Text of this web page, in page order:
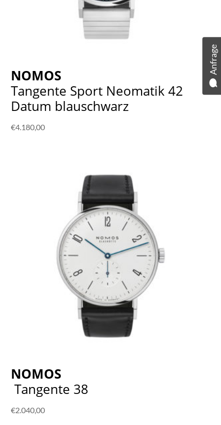
NOMOS
Tangente Sport Neomatik 42
Datum blauschwarz
€4.180,00
NOMOS
Tangente 38
€2.040,00
Anfrage